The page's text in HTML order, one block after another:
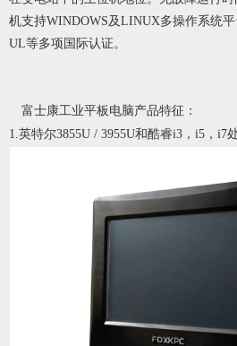
机支持WINDOWS及LINUX多操作系统平
UL等多项国际认证。
富士康工业平板电脑产品特征：
1.英特尔3855U / 3955U和酷睿i3，i5，i7